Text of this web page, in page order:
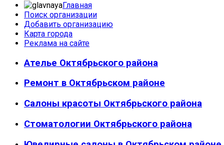
Главная
Поиск организации
Добавить организацию
Карта города
Реклама на сайте
Ателье Октябрьского района
Ремонт в Октябрьском районе
Салоны красоты Октябрьского района
Стоматологии Октябрьского района